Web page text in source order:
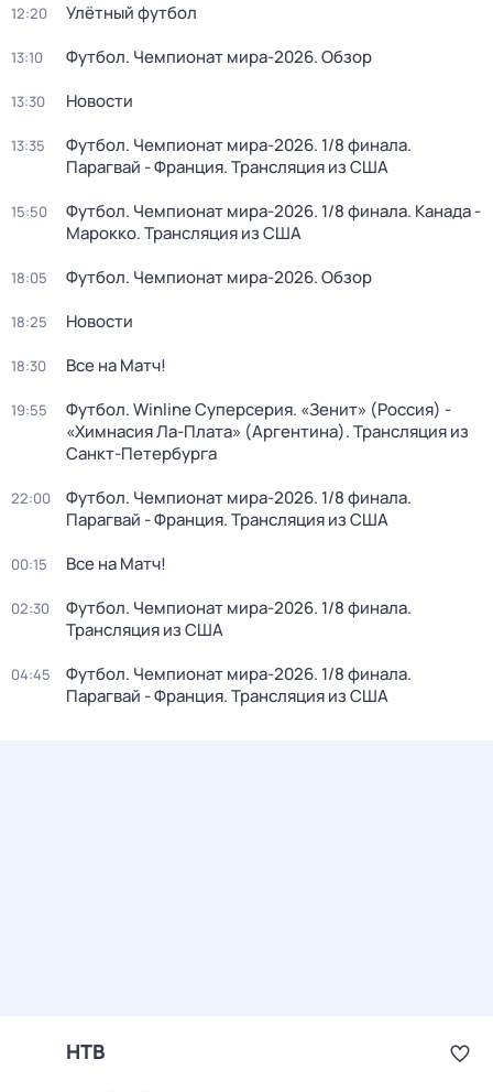
12:20 Улётный футбол
13:10 Футбол. Чемпионат мира-2026. Обзор
13:30 Новости
13:35
Футбол. Чемпионат мира-2026. 1/8 финала.
Парагвай - Франция. Трансляция из США
15:50
Футбол. Чемпионат мира-2026. 1/8 финала. Канада -
Марокко. Трансляция из США
18:05 Футбол. Чемпионат мира-2026. Обзор
18:25 Новости
18:30 Все на Матч!
19:55
Футбол. Winline Суперсерия. «Зенит» (Россия) -
«Химнасия Ла-Плата» (Аргентина). Трансляция из
Санкт-Петербурга
22:00
Футбол. Чемпионат мира-2026. 1/8 финала.
Парагвай - Франция. Трансляция из США
00:15 Все на Матч!
02:30
Футбол. Чемпионат мира-2026. 1/8 финала.
Трансляция из США
04:45
Футбол. Чемпионат мира-2026. 1/8 финала.
Парагвай - Франция. Трансляция из США
НТВ